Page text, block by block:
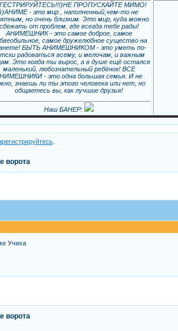
ПРОПУСКАЙТЕ МИМО!
))АНИМЕ - это мир , наполненный,чем-то не
но очень близким. Это мир, куда можно
сбежать от проблем, где всегда тебе рады!
АНИМЕШНИК - это самое доброе, самое
самое дружелюбное существо на
БЫТЬ АНИМЕШНИКОМ - это уметь по-
радоваться всему, и мелочам, и важным
Это когда ты вырос, а в душе ещё остался
маленький, любознательный ребёнок! ВСЕ
- это одна большая семья. И не
знаешь ли ты этого человека или нет, но
общаетесь вы, как лучшие друзья!
Наш БАНЕР:
.
ворота
Учиха
ворота